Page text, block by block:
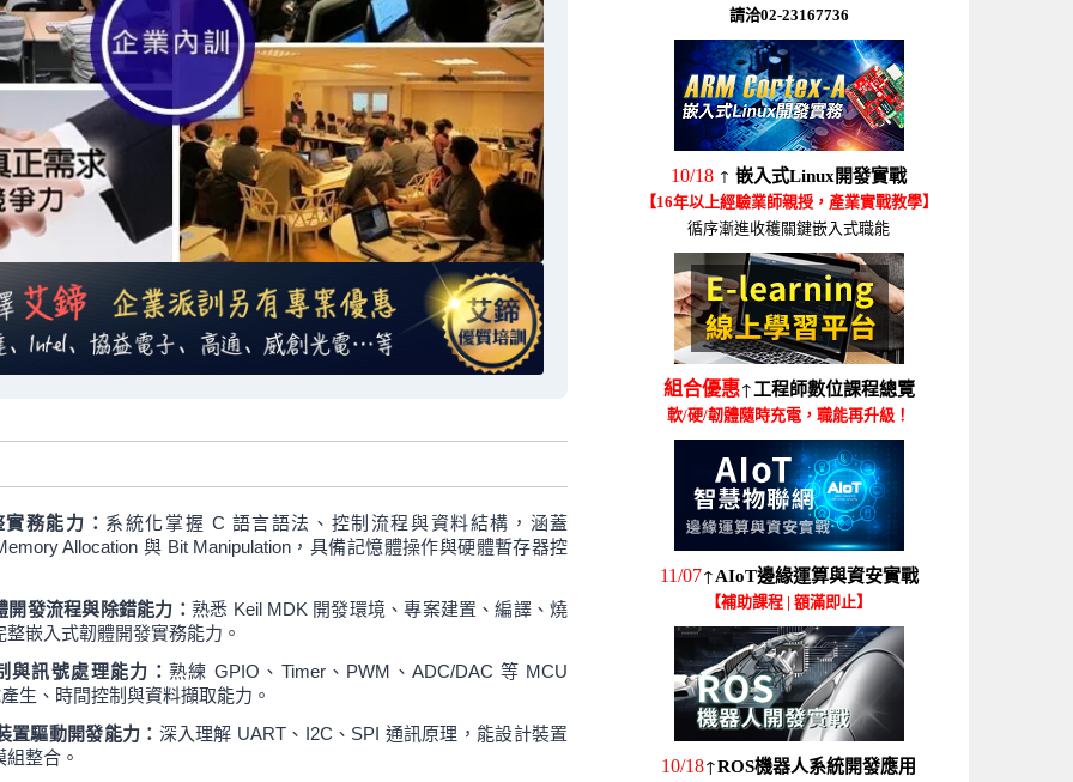
務能力： 系統化掌握 C 語言語法、控制流程與資料結構，涵蓋
Allocation 與 Bit Manipulation，具備記憶體操作與硬體暫存器控
發流程與除錯能力： 熟悉 Keil MDK 開發環境、專案建置、編譯、燒
嵌入式韌體開發實務能力。
與訊號處理能力： 熟練 GPIO、Timer、PWM、ADC/DAC 等 MCU
生、時間控制與資料擷取能力。
置驅動開發能力： 深入理解 UART、I2C、SPI 通訊原理，能設計裝置
整合。
請洽02-23167736
10/18 ↑ 嵌入式Linux開發實戰
【16年以上經驗業師親授，產業實戰教學】
循序漸進收穫關鍵嵌入式職能
組合優惠↑工程師數位課程總覽
軟/硬/韌體隨時充電，職能再升級！
11/07↑AIoT邊緣運算與資安實戰
【補助課程 | 額滿即止】
10/18↑ROS機器人系統開發應用